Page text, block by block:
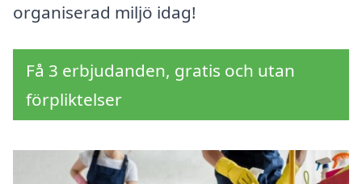
organiserad miljö idag!
Få 3 erbjudanden, gratis och utan
förpliktelser